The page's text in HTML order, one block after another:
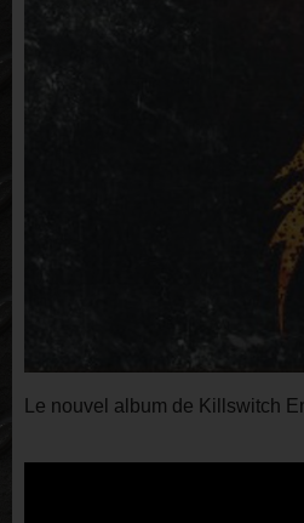
Le nouvel album de Killswitch